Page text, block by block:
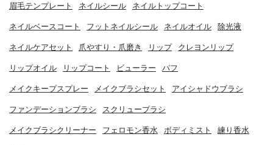
眉毛テンプレート ネイルシール ネイルトップコート
ネイルベースコート フットネイルシール ネイルオイル 除光液
ネイルケアセット 爪やすり・爪磨き リップ クレヨンリップ
リップオイル リップコート ビューラー パフ
メイクキープスプレー メイクブラシセット アイシャドウブラシ
ファンデーションブラシ スクリューブラシ
メイクブラシクリーナー フェロモン香水 ボディミスト 練り香水